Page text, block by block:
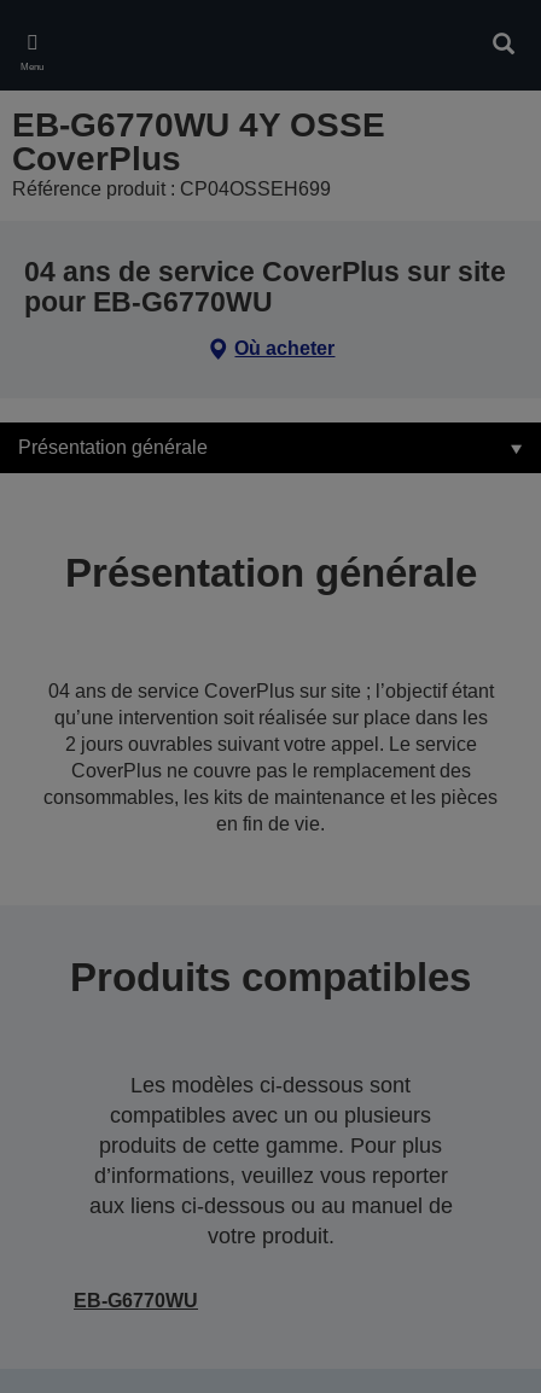
main
content
Menu
EB-G6770WU 4Y OSSE
CoverPlus
Référence produit : CP04OSSEH699
04 ans de service CoverPlus sur site
pour EB-G6770WU
Où acheter
Présentation générale
Présentation générale
04 ans de service CoverPlus sur site ; l’objectif étant
qu’une intervention soit réalisée sur place dans les
2 jours ouvrables suivant votre appel. Le service
CoverPlus ne couvre pas le remplacement des
consommables, les kits de maintenance et les pièces
en fin de vie.
Produits compatibles
Les modèles ci-dessous sont
compatibles avec un ou plusieurs
produits de cette gamme. Pour plus
d’informations, veuillez vous reporter
aux liens ci-dessous ou au manuel de
votre produit.
EB-G6770WU